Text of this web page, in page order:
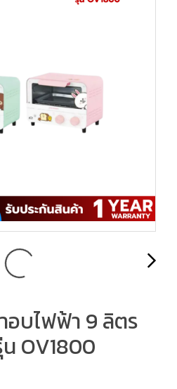
อบไฟฟ้า 9 ลิตร
OV1800